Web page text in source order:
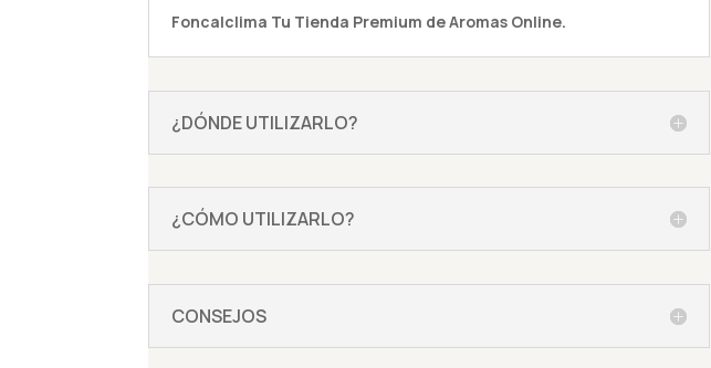
Foncalclima Tu Tienda Premium de Aromas Online.
¿DÓNDE UTILIZARLO?
¿CÓMO UTILIZARLO?
CONSEJOS